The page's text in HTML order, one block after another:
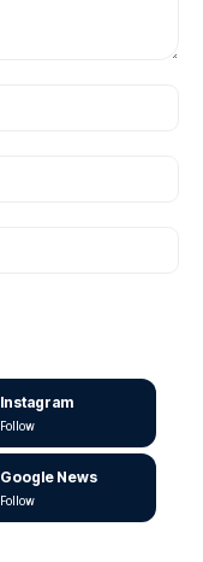
Instagram
Follow
Google News
Follow